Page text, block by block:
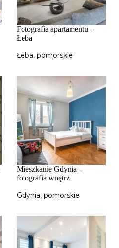
Fotografia apartamentu –
Łeba
Łeba, pomorskie
Mieszkanie Gdynia –
fotografia wnętrz
Gdynia, pomorskie